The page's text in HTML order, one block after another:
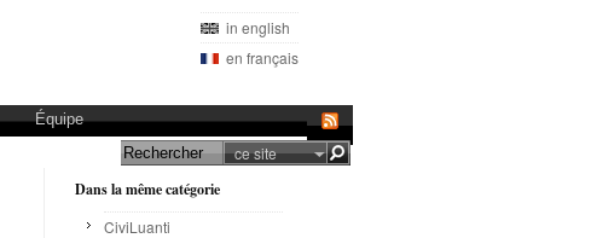
in english
en français
Équipe
ce site
Dans la même catégorie
CiviLuanti